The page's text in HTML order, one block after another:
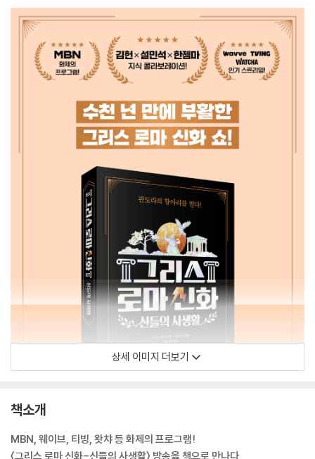
상세 이미지 더보기
책소개
MBN, 웨이브, 티빙, 왓챠 등 화제의 프로그램!
〈그리스 로마 신화-신들의 사생활〉 방송을 책으로 만나다